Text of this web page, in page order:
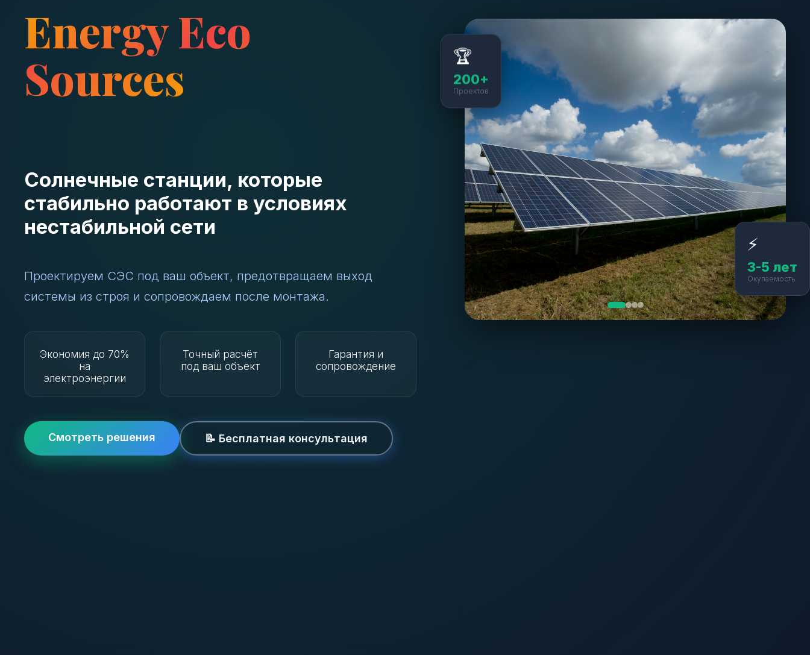
Energy Eco
Sources
Солнечные станции, которые
стабильно работают в условиях
нестабильной сети
Проектируем СЭС под ваш объект, предотвращаем выход
системы из строя и сопровождаем после монтажа.
Экономия до 70%
на
электроэнергии
Точный расчёт
под ваш объект
Гарантия и
сопровождение
Смотреть решения 📝 Бесплатная консультация
🏆
200+
Проектов
⚡
3-5 лет
Окупаемость